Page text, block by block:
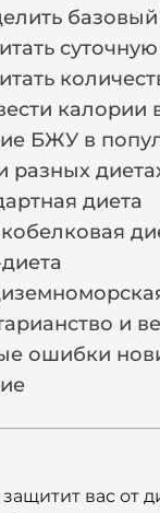
калории
БЖУ в
разных
диета
и
ошибки
вас от